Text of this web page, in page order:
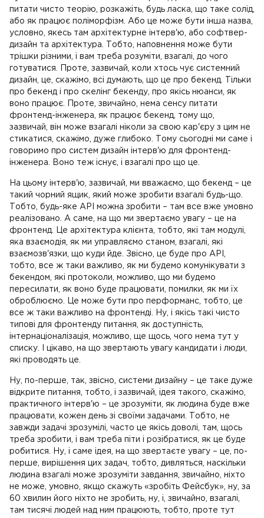
питати чисто теорію, розкажіть, будь ласка, що таке солід,
або як працює поліморфізм. Або це може бути інша назва,
условно, якесь там архітектурне інтерв'ю, або софтвер-
дизайн та архітектура. Тобто, наповнення може бути
трішки різними, і вам треба розуміти, взагалі, до чого
готуватися. Проте, зазвичай, коли хтось чує системний
дизайн, це, скажімо, всі думають, що це про бекенд. Тільки
про бекенд і про скелінг бекенду, про якісь нюанси, як
воно працює. Проте, звичайно, нема сенсу питати
фронтенд-інженера, як працює бекенд, тому що,
зазвичай, він може взагалі ніколи за свою кар'єру з цим не
стикатися, скажімо, дуже глибоко. Тому сьогодні ми саме і
говоримо про систем дизайн інтерв'ю для фронтенд-
інженера. Воно теж існує, і взагалі про що це.
На цьому інтерв'ю, зазвичай, ми вважаємо, що бекенд – це
такий чорний ящик, який може зробити взагалі будь-що.
Тобто, будь-яке API можна зробити – там все вже умовно
реалізовано. А саме, на що ми звертаємо увагу – це на
фронтенд. Це архітектура клієнта, тобто, які там модулі,
яка взаємодія, як ми управляємо станом, взагалі, які
взаємозв'язки, що куди йде. Звісно, це буде про API,
тобто, все ж таки важливо, як ми будемо комунікувати з
бекендом, які протоколи, можливо, що ми будемо
пересилати, як воно буде працювати, помилки, як ми їх
оброблюємо. Це може бути про перформанс, тобто, це
все ж таки важливо на фронтенді. Ну, і якісь такі чисто
типові для фронтенду питання, як доступність,
інтернаціоналізація, можливо, ще щось, чого нема тут у
списку. І цікаво, на що звертають увагу кандидати і люди,
які проводять це.
Ну, по-перше, так, звісно, системи дизайну – це таке дуже
відкрите питання, тобто, і зазвичай, ідея такого, скажімо,
практичного інтерв'ю – це зрозуміти, як людина буде вже
працювати, кожен день зі своїми задачами. Тобто, не
завжди задачі зрозумілі, часто це якісь доволі, там, щось
треба зробити, і вам треба піти і розібратися, як це буде
робитися. Ну, і саме ідея, на що звертаєте увагу – це, по-
перше, вирішення цих задач, тобто, дивляться, наскільки
людина взагалі може зрозуміти завдання, звичайно, ніхто
не може, умовно, якщо скажуть «зробіть Фейсбук», ну, за
60 хвилин його ніхто не зробить, ну, і, звичайно, взагалі,
там тисячі людей над ним працюють, тобто, проте тут